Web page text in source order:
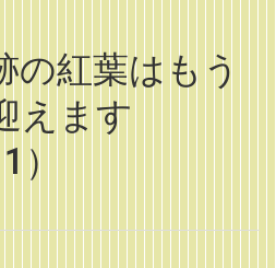
の紅葉はもう
えます
）